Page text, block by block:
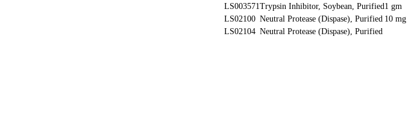
LS003571Trypsin Inhibitor, Soybean, Purified1 gm
LS02100 Neutral Protease (Dispase), Purified 10 mg
LS02104 Neutral Protease (Dispase), Purified